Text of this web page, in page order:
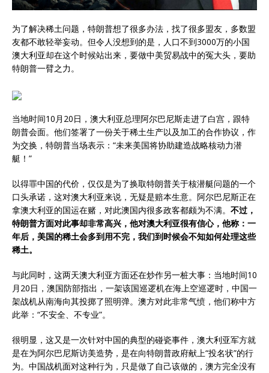
为了解决稀土问题，特朗普想了很多办法，找了很多盟友，多数盟
友都不敢轻举妄动。但令人没想到的是，人口不到3000万的小国
澳大利亚却在这个时候站出来，要做中美贸易战中的冤大头，要助
特朗普一臂之力。
当地时间10月20日，澳大利亚总理阿尔巴尼斯走进了白宫，跟特
朗普会面。他们签署了一份关于稀土生产以及加工的合作协议，作
为交换，特朗普当场表示：“未来美国将协助建造战略核动力潜
艇！”
以得罪中国的代价，仅仅是为了换取特朗普关于核潜艇问题的一个
口头承诺，这对澳大利亚来说，无疑是赔本生意。阿尔巴尼斯正在
拿澳大利亚的国运在赌，对此澳国内很多政客都颇为不满。 不过，
特朗普方面对此事却非常高兴，他对澳大利亚很有信心，他称：一
年后，美国的稀土会多到用不完，我们到时候会不知如何处理这些
稀土。
与此同时，这两天澳大利亚方面还在炒作另一桩大事：当地时间10
月20日，澳国防部指出，一架该国巡逻机在海上空巡逻时，中国一
架战机从南海向其投掷了照明弹。澳方对此非常气愤，他们称中方
此举：“不安全、不专业”。
很明显，这又是一次针对中国的典型的碰瓷事件，澳大利亚军方就
是在为阿尔巴尼斯访美造势，是在向特朗普政府献上“投名状”的行
为。中国战机面对这种行为，只是做了自己该做的，澳方完全没有